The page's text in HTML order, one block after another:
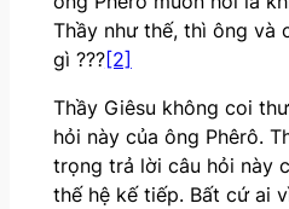
Thầy như thế, thì ông và
gì ???[2]
Thầy Giêsu không coi
hỏi này của ông Phêrô.
trọng trả lời câu hỏi này
thế hệ kế tiếp. Bất cứ ai